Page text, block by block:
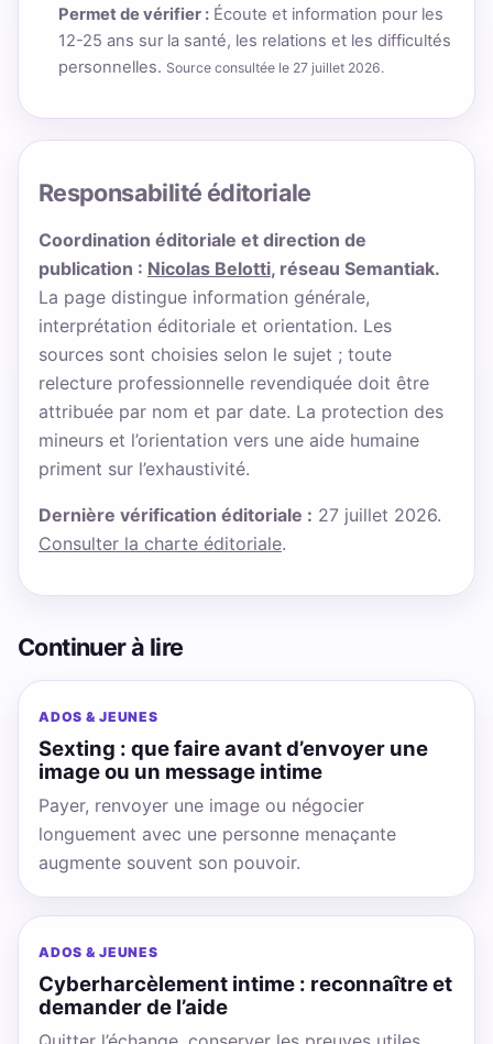
Permet de vérifier : Écoute et information pour les
12-25 ans sur la santé, les relations et les difficultés
personnelles. Source consultée le 27 juillet 2026.
Responsabilité éditoriale
Coordination éditoriale et direction de
publication : Nicolas Belotti, réseau Semantiak.
La page distingue information générale,
interprétation éditoriale et orientation. Les
sources sont choisies selon le sujet ; toute
relecture professionnelle revendiquée doit être
attribuée par nom et par date. La protection des
mineurs et l’orientation vers une aide humaine
priment sur l’exhaustivité.
Dernière vérification éditoriale : 27 juillet 2026.
Consulter la charte éditoriale.
Continuer à lire
ADOS & JEUNES
Sexting : que faire avant d’envoyer une
image ou un message intime
Payer, renvoyer une image ou négocier
longuement avec une personne menaçante
augmente souvent son pouvoir.
ADOS & JEUNES
Cyberharcèlement intime : reconnaître et
demander de l’aide